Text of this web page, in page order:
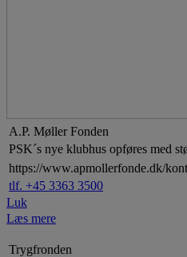
A.P. Møller Fonden
PSK´s nye klubhus opføres med
https://www.apmollerfonde.dk/
tlf. +45 3363 3500
Luk
Læs mere
Trygfronden